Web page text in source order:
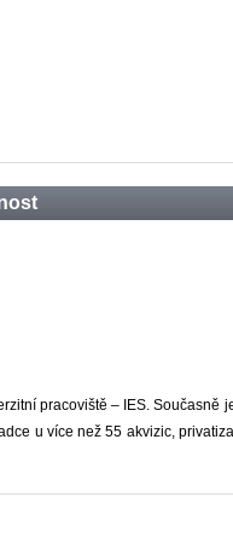
pracoviště – IES. Současně
u více než 55 akvizic,